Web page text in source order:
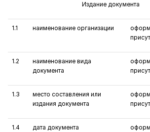
Издание документа
1.1 наименование организации
1.2
наименование вида
документа
1.3
место составления или
издания документа
1.4 дата документа